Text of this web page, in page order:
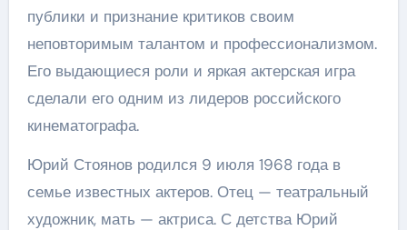
публики и признание критиков своим
неповторимым талантом и профессионализмом.
Его выдающиеся роли и яркая актерская игра
сделали его одним из лидеров российского
кинематографа.
Юрий Стоянов родился 9 июля 1968 года в
семье известных актеров. Отец — театральный
художник, мать — актриса. С детства Юрий